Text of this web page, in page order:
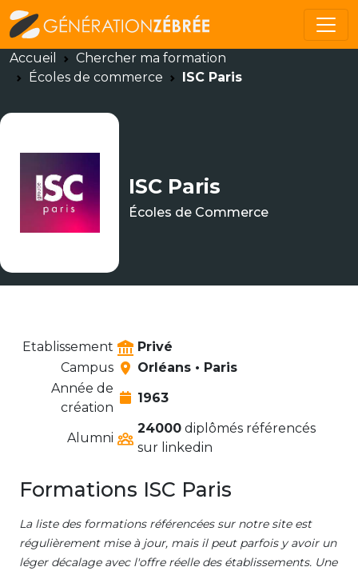
Accueil
Chercher ma formation
Écoles de commerce
ISC Paris
ISC Paris
Écoles de Commerce
Etablissement
Privé
Campus
Orléans • Paris
Année de
création
1963
Alumni
24000 diplômés référencés
sur linkedin
Formations ISC Paris
La liste des formations référencées sur notre site est
régulièrement mise à jour, mais il peut parfois y avoir un
léger décalage avec l'offre réelle des établissements. Une